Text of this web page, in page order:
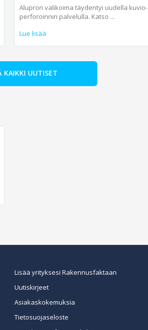
Alupron valikoima täydentyi uudella kuvio­
perforoinnin palvelulla. Katso ...
Lue lisää
KAIKKI UUTISET
Lisää yrityksesi Rakennusfaktaan
Uutiskirjeet
Asiakaskokemuksia
Tietosuojaseloste